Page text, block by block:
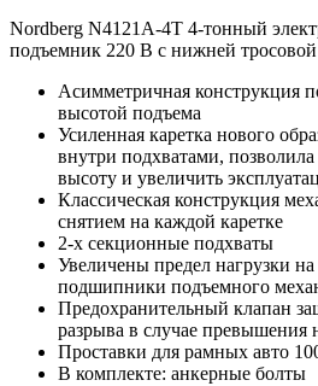
Nordberg N4121A-4T 4-тонный
подъемник 220 В с нижней
Асимметричная конструкция
высотой подъема
Усиленная каретка нового
внутри подхватами,
высоту и увеличить
Классическая конструкция
снятием на каждой каретке
2-х секционные подхваты
Увеличены предел нагрузки
подшипники подъемного
Предохранительный клапан
разрыва в случае превышения
Проставки для рамных авто
В комплекте: анкерные болты